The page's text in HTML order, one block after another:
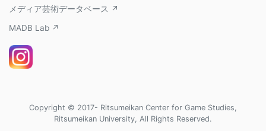
メディア芸術データベース ↗
MADB Lab ↗
Copyright © 2017- Ritsumeikan Center for Game Studies,
Ritsumeikan University, All Rights Reserved.